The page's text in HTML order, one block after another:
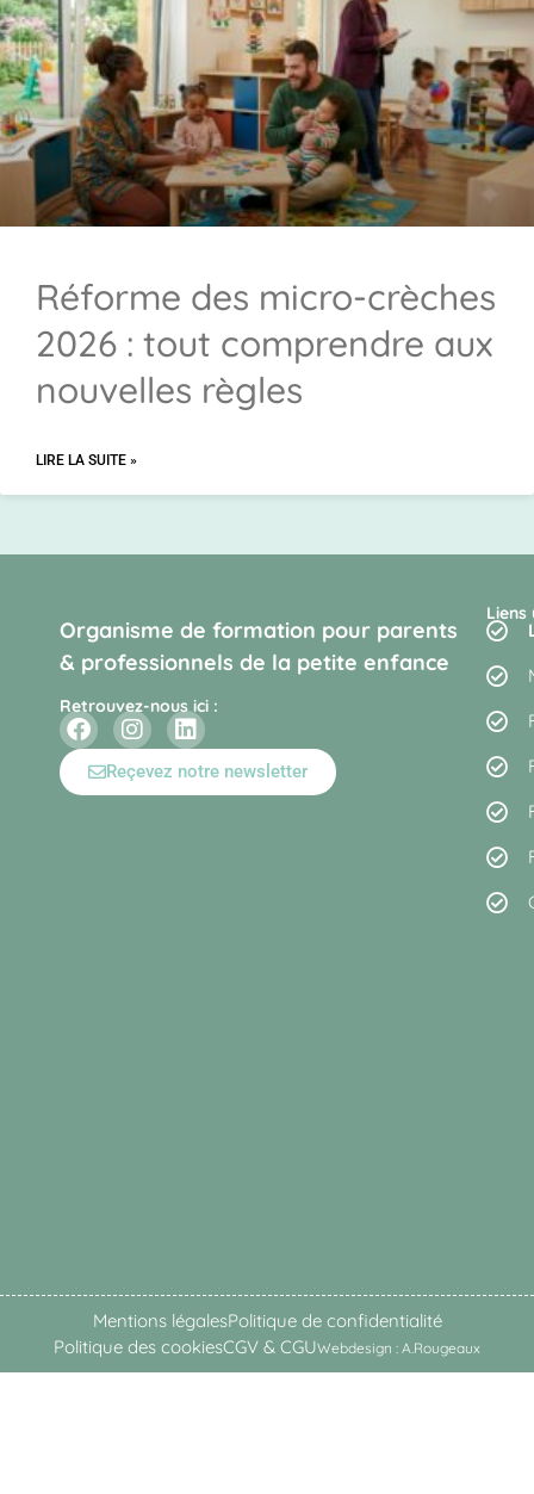
Réforme des micro-crèches
2026 : tout comprendre aux
nouvelles règles
LIRE LA SUITE »
Organisme de formation pour parents
& professionnels de la petite enfance
Retrouvez-nous ici :
Reçevez notre newsletter
Liens
Mentions légalesPolitique de confidentialité
Politique des cookiesCGV & CGUWebdesign : A.Rougeaux